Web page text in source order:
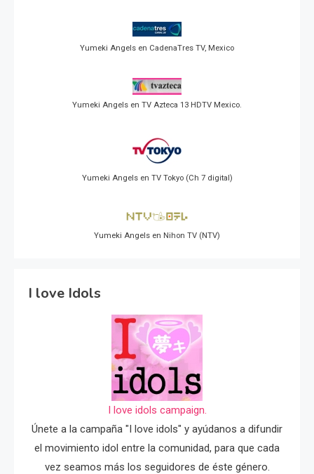
Yumeki Angels en CadenaTres TV, Mexico
Yumeki Angels en TV Azteca 13 HDTV Mexico.
Yumeki Angels en TV Tokyo (Ch 7 digital)
Yumeki Angels en Nihon TV (NTV)
I love Idols
I love idols campaign.
Únete a la campaña "I love idols" y ayúdanos a difundir
el movimiento idol entre la comunidad, para que cada
vez seamos más los seguidores de éste género.